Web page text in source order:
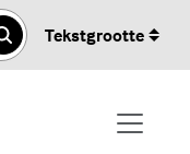
Zoeken
Tekstgrootte